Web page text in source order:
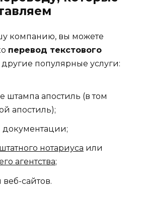
компанию, вы можете
перевод текстового
другие популярные услуги:
штампа апостиль (в том
апостиль);
документации;
нотариуса или
агентства;
сайтов.